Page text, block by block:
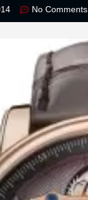
No Comments